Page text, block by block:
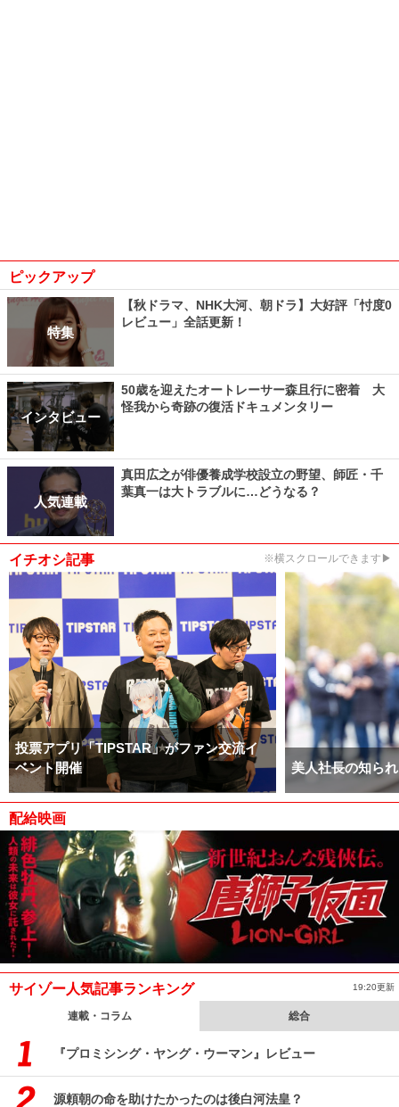
ピックアップ
特集
【秋ドラマ、NHK大河、朝ドラ】大好評「忖度0
レビュー」全話更新！
インタビュー
50歳を迎えたオートレーサー森且行に密着 大
怪我から奇跡の復活ドキュメンタリー
人気連載
真田広之が俳優養成学校設立の野望、師匠・千
葉真一は大トラブルに…どうなる？
イチオシ記事 ※横スクロールできます▶
投票アプリ「TIPSTAR」がファン交流イ
ベント開催
美人社長の知ら
配給映画
サイゾー人気記事ランキング 19:20更新
連載・コラム 総合
『プロミシング・ヤング・ウーマン』レビュー
源頼朝の命を助けたかったのは後白河法皇？